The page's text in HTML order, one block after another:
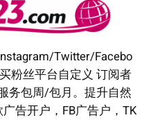
Twitter/Facebo
粉丝平台自定义 订阅者
务包周/包月。提升自然
告开户，FB广告户，TK